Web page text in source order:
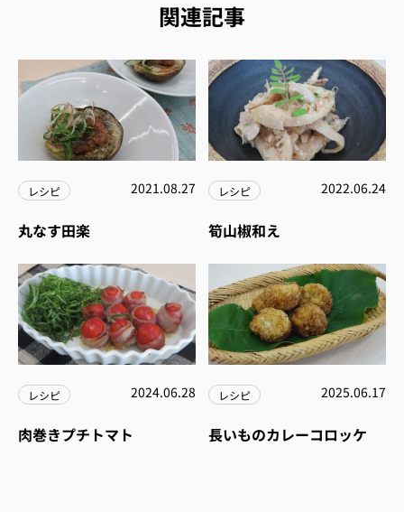
関連記事
レシピ 2021.08.27
丸なす田楽
レシピ 2022.06.24
筍山椒和え
レシピ 2024.06.28
肉巻きプチトマト
レシピ 2025.06.17
長いものカレーコロッケ